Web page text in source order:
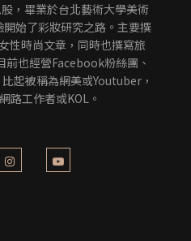
，畢業於台北藝術大學美術
始了彩妝研究之路。主要撰
性時尚文章，同時也撰寫旅
前也經營Facebook粉絲團、
起被稱為網美或Youtuber，
路工作者或KOL。